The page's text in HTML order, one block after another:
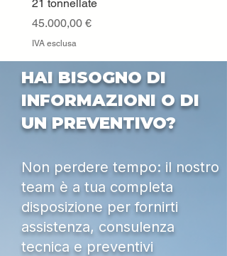
21 tonnellate
Prezzo
45.000,00 €
IVA esclusa
HAI BISOGNO DI
INFORMAZIONI O DI
UN PREVENTIVO?
Non perdere tempo: il nostro
team è a tua completa
disposizione per fornirti
assistenza, consulenza
tecnica e preventivi